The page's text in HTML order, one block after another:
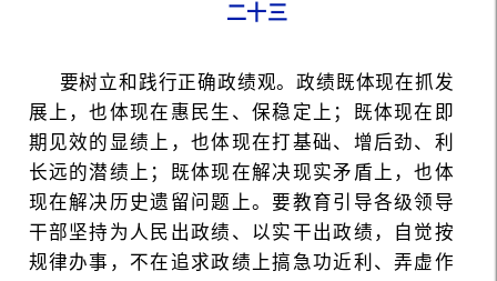
二十三
要树立和践行正确政绩观。政绩既体现在抓发
展上，也体现在惠民生、保稳定上；既体现在即
期见效的显绩上，也体现在打基础、增后劲、利
长远的潜绩上；既体现在解决现实矛盾上，也体
现在解决历史遗留问题上。要教育引导各级领导
干部坚持为人民出政绩、以实干出政绩，自觉按
规律办事，不在追求政绩上搞急功近利、弄虚作